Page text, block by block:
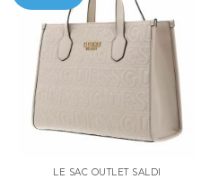
LE SAC OUTLET SALDI